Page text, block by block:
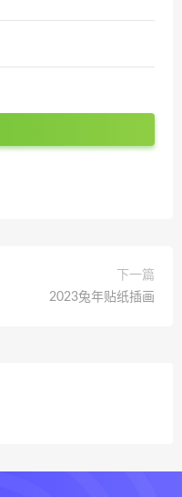
下一篇
2023兔年贴纸插画